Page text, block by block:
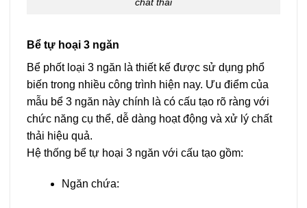
Bể tự hoại 3 ngăn
Bể phốt loại 3 ngăn là thiết kế được sử dụng phổ
biến trong nhiều công trình hiện nay. Ưu điểm của
mẫu bể 3 ngăn này chính là có cấu tạo rõ ràng với
chức năng cụ thể, dễ dàng hoạt động và xử lý chất
thải hiệu quả.
Hệ thống bể tự hoại 3 ngăn với cấu tạo gồm:
Ngăn chứa: